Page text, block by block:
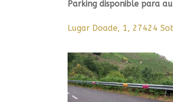
Parking disponible para
Lugar Doade, 1, 27424